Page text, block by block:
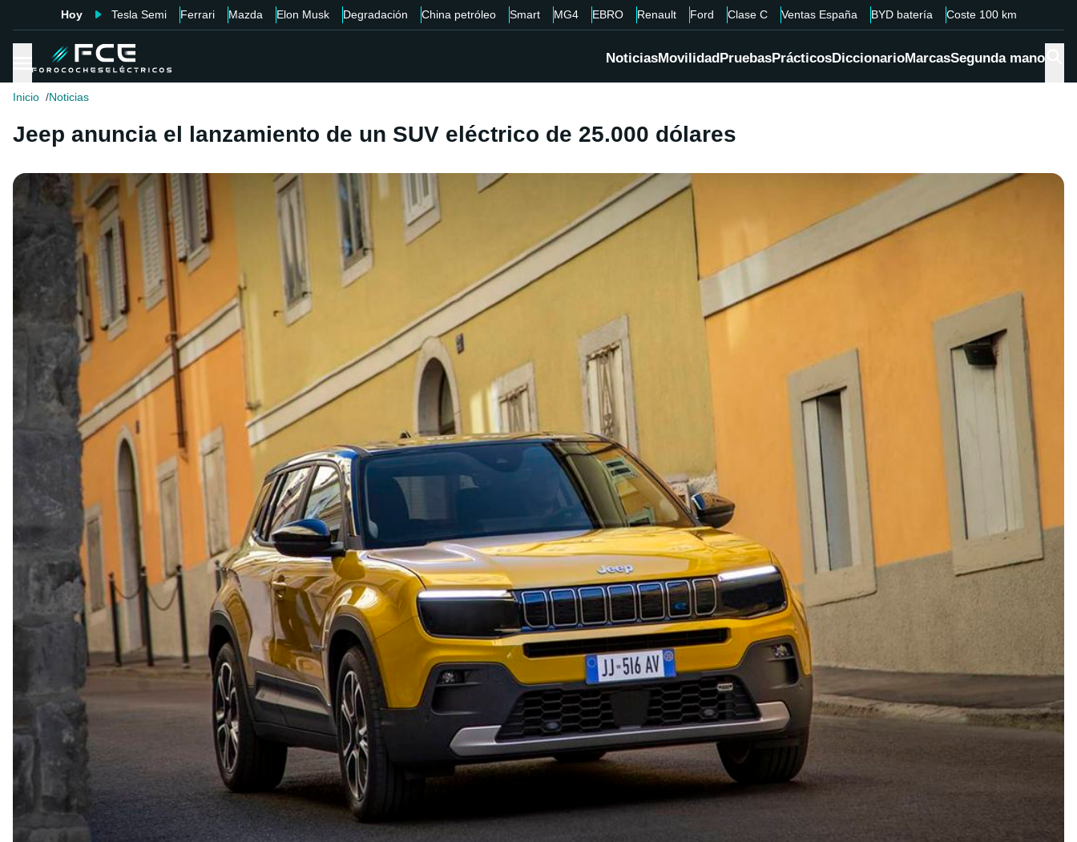
Hoy Tesla Semi Ferrari Mazda Elon Musk Degradación China petróleo Smart MG4 EBRO Renault Ford Clase C Ventas España BYD batería Coste 100 km
NoticiasMovilidadPruebasPrácticosDiccionarioMarcasSegunda mano
Inicio Noticias
Jeep anuncia el lanzamiento de un SUV eléctrico de 25.000 dólares